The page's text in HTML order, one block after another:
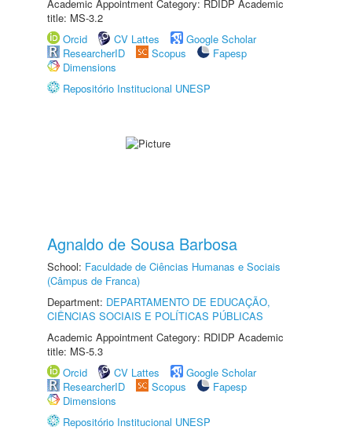
Academic Appointment Category: RDIDP Academic
title: MS-3.2
Orcid
CV Lattes
Google Scholar
ResearcherID
Scopus
Fapesp
Dimensions
Repositório Institucional UNESP
Agnaldo de Sousa Barbosa
School: Faculdade de Ciências Humanas e Sociais
(Câmpus de Franca)
Department: DEPARTAMENTO DE EDUCAÇÃO,
CIÊNCIAS SOCIAIS E POLÍTICAS PÚBLICAS
Academic Appointment Category: RDIDP Academic
title: MS-5.3
Orcid
CV Lattes
Google Scholar
ResearcherID
Scopus
Fapesp
Dimensions
Repositório Institucional UNESP